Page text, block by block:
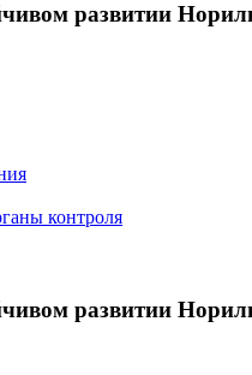
развитии
контроля
развитии